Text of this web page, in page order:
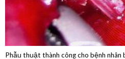
Phẫu thuật thành công cho bệnh
gây áp xe dưới gan
28/07/2026
VIDEO